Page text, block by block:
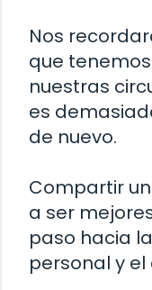
Nos
que
nuestras
es
de nuevo.
Compartir
a ser
paso hacia
personal y